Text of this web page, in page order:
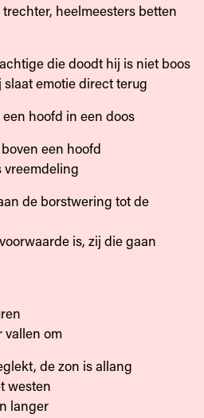
heelmeesters betten
die doodt hij is niet boos
emotie direct terug
hoofd in een doos
een hoofd
vreemdeling
de borstwering tot de
is, zij die gaan
vallen om
de zon is allang
westen
langer